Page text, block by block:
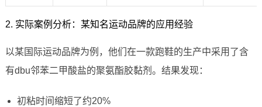
2. 实际案例分析：某知名运动品牌的应用经验
以某国际运动品牌为例，他们在一款跑鞋的生产中采用了含
有dbu邻苯二甲酸盐的聚氨酯胶黏剂。结果发现：
初粘时间缩短了约20%